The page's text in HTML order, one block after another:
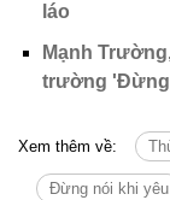
láo
Mạnh
trường 'Đừng
Xem thêm về:
Đừng nói khi yêu